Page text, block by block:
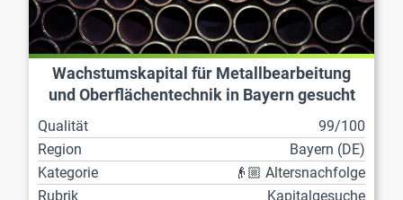
Wachstumskapital für Metallbearbeitung
und Oberflächentechnik in Bayern gesucht
Qualität
99/100
Region
Bayern (DE)
Kategorie
👴🏼 Altersnachfolge
Rubrik
Kapitalgesuche